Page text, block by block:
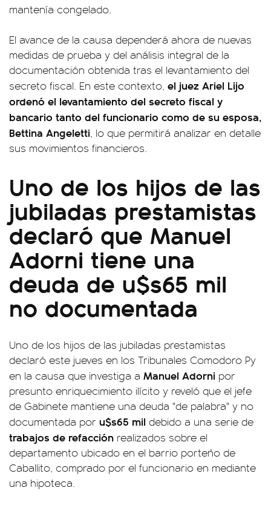
mantenía congelado.
El avance de la causa dependerá ahora de nuevas
medidas de prueba y del análisis integral de la
documentación obtenida tras el levantamiento del
secreto fiscal. En este contexto, el juez Ariel Lijo
ordenó el levantamiento del secreto fiscal y
bancario tanto del funcionario como de su esposa,
Bettina Angeletti, lo que permitirá analizar en detalle
sus movimientos financieros.
Uno de los hijos de las
jubiladas prestamistas
declaró que Manuel
Adorni tiene una
deuda de u$s65 mil
no documentada
Uno de los hijos de las jubiladas prestamistas
declaró este jueves en los Tribunales Comodoro Py
en la causa que investiga a Manuel Adorni por
presunto enriquecimiento ilícito y reveló que el jefe
de Gabinete mantiene una deuda "de palabra" y no
documentada por u$s65 mil debido a una serie de
trabajos de refacción realizados sobre el
departamento ubicado en el barrio porteño de
Caballito, comprado por el funcionario en mediante
una hipoteca.